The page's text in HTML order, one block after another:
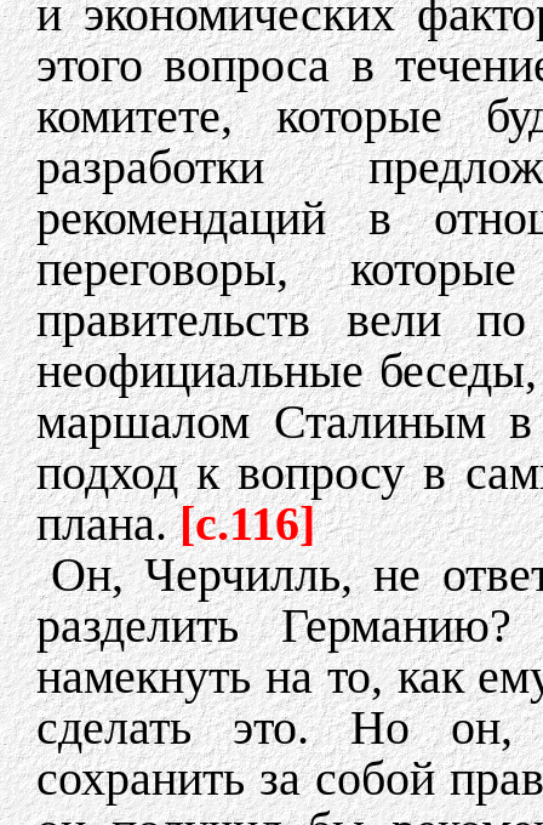
и экономических
этого вопроса в
комитете, которые
разработки
рекомендаций в
переговоры,
правительств вели
неофициальные
маршалом Сталиным в
подход к вопросу в
плана.[c.116]
Он, Черчилль, не
разделить
намекнуть на то, как
сделать это. Но
сохранить за собой